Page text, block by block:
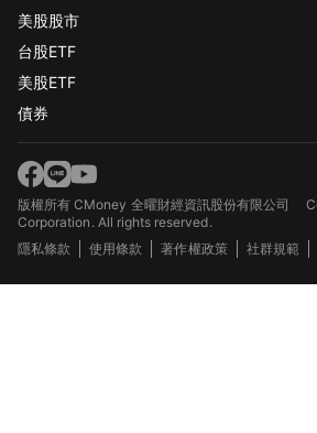
美股股市
台股ETF
美股ETF
債券
版權所有 CMoney 全曜財經資訊股份有限公司
Corporation. All rights reserved.
隱私條款
使用條款 著作權政策 社群規範